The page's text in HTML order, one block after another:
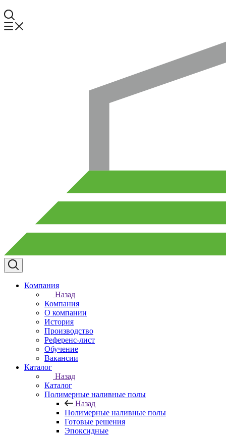
Компания
Назад
Компания
О компании
История
Производство
Референс-лист
Обучение
Вакансии
Каталог
Назад
Каталог
Полимерные наливные полы
Назад
Полимерные наливные полы
Готовые решения
Эпоксидные